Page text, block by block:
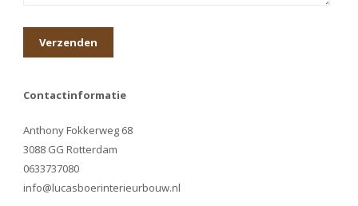
Contactinformatie
Anthony Fokkerweg 68
3088 GG Rotterdam
0633737080
info@lucasboerinterieurbouw.nl